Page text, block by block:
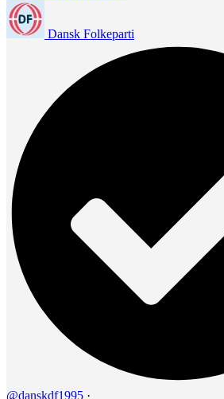
Dansk Folkeparti
@danskdf1995 ·